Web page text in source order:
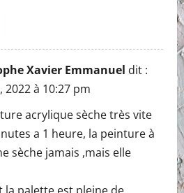
Xavier Emmanuel dit :
2022 à 10:27 pm
acrylique sèche très vite
a 1 heure, la peinture à
sèche jamais ,mais elle